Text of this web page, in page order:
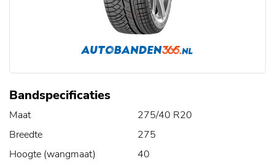
Bandspecificaties
Maat
275/40 R20
Breedte
275
Hoogte (wangmaat)
40